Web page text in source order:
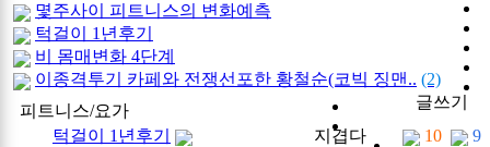
몇주사이 피트니스의 변화예측
턱걸이 1년후기
비 몸매변화 4단계
이종격투기 카페와 전쟁선포한 황철순(코빅 징맨.. (2)
피트니스/요가
글쓰기
턱걸이 1년후기
지겹다 10
9